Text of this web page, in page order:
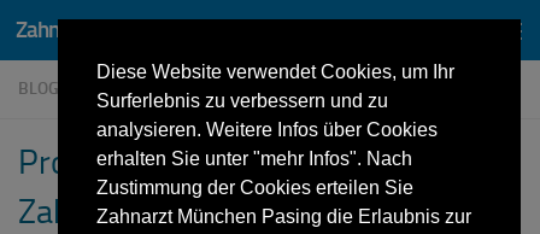
Zum Inhalt springen
BLOG
Professionelle Zahnreinigung beim
Zahnarzt
Diese Website verwendet Cookies, um Ihr
Surferlebnis zu verbessern und zu
analysieren. Weitere Infos über Cookies
erhalten Sie unter "mehr Infos". Nach
Zustimmung der Cookies erteilen Sie
Zahnarzt München Pasing die Erlaubnis zur